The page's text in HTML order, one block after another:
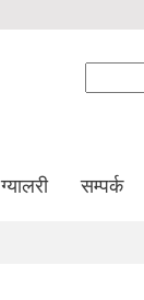
ग्यालरी सम्पर्क